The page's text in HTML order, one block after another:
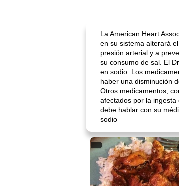
La American Heart
en su sistema alterará
presión arterial y a
su consumo de sal. El
en sodio. Los
haber una disminución
Otros medicamentos,
afectados por la ingesta
debe hablar con su
sodio